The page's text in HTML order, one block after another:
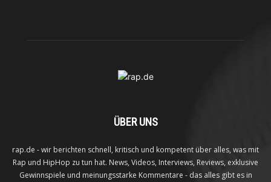
ÜBER UNS
rap.de - wir berichten schnell, kritisch und kompetent über alles, was mit
Rap und HipHop zu tun hat. News, Videos, Interviews, Reviews, exklusive
Gewinnspiele und meinungsstarke Kommentare - das alles gibt es in